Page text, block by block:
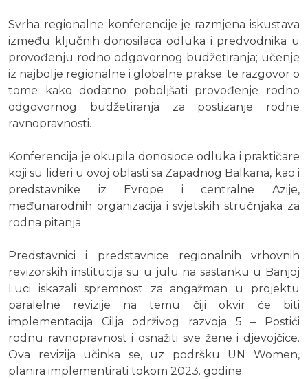
Svrha regionalne konferencije je razmjena iskustava
između ključnih donosilaca odluka i predvodnika u
provođenju rodno odgovornog budžetiranja; učenje
iz najbolje regionalne i globalne prakse; te razgovor o
tome kako dodatno poboljšati provođenje rodno
odgovornog budžetiranja za postizanje rodne
ravnopravnosti.
Konferencija je okupila donosioce odluka i praktičare
koji su lideri u ovoj oblasti sa Zapadnog Balkana, kao i
predstavnike iz Evrope i centralne Azije,
međunarodnih organizacija i svjetskih stručnjaka za
rodna pitanja.
Predstavnici i predstavnice regionalnih vrhovnih
revizorskih institucija su u julu na sastanku u Banjoj
Luci iskazali spremnost za angažman u projektu
paralelne revizije na temu čiji okvir će biti
implementacija Cilja održivog razvoja 5 – Postići
rodnu ravnopravnost i osnažiti sve žene i djevojčice.
Ova revizija učinka se, uz podršku UN Women,
planira implementirati tokom 2023. godine.